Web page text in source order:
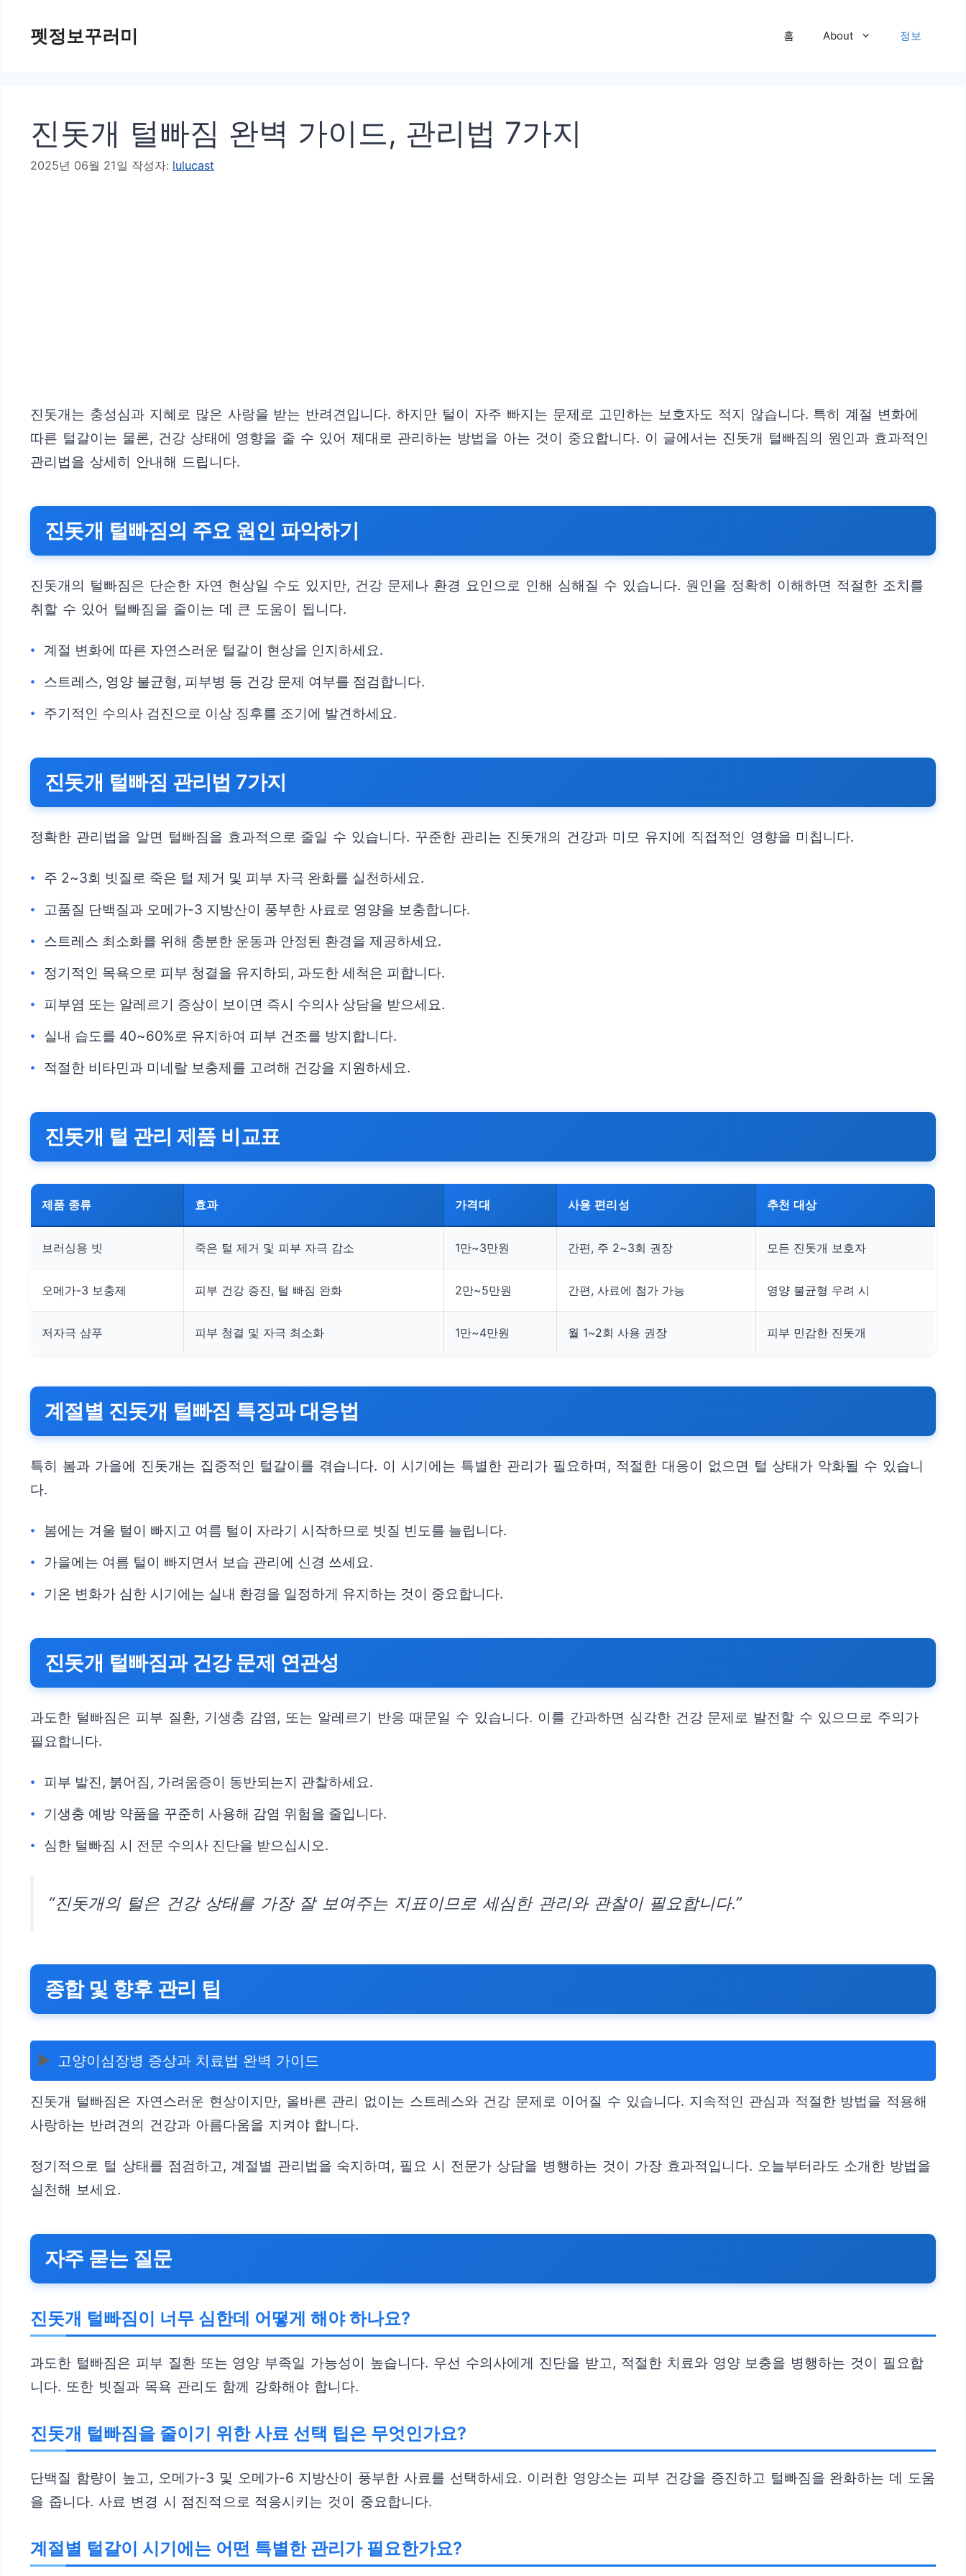
펫정보꾸러미 홈 About 정보
진돗개 털빠짐 완벽 가이드, 관리법 7가지
2025년 06월 21일 작성자: lulucast
진돗개는 충성심과 지혜로 많은 사랑을 받는 반려견입니다. 하지만 털이 자주 빠지는 문제로 고민하는 보호자도 적지 않습니다. 특히 계절 변화에
따른 털갈이는 물론, 건강 상태에 영향을 줄 수 있어 제대로 관리하는 방법을 아는 것이 중요합니다. 이 글에서는 진돗개 털빠짐의 원인과 효과적인
관리법을 상세히 안내해 드립니다.
진돗개 털빠짐의 주요 원인 파악하기
진돗개의 털빠짐은 단순한 자연 현상일 수도 있지만, 건강 문제나 환경 요인으로 인해 심해질 수 있습니다. 원인을 정확히 이해하면 적절한 조치를
취할 수 있어 털빠짐을 줄이는 데 큰 도움이 됩니다.
계절 변화에 따른 자연스러운 털갈이 현상을 인지하세요.
스트레스, 영양 불균형, 피부병 등 건강 문제 여부를 점검합니다.
주기적인 수의사 검진으로 이상 징후를 조기에 발견하세요.
진돗개 털빠짐 관리법 7가지
정확한 관리법을 알면 털빠짐을 효과적으로 줄일 수 있습니다. 꾸준한 관리는 진돗개의 건강과 미모 유지에 직접적인 영향을 미칩니다.
주 2~3회 빗질로 죽은 털 제거 및 피부 자극 완화를 실천하세요.
고품질 단백질과 오메가-3 지방산이 풍부한 사료로 영양을 보충합니다.
스트레스 최소화를 위해 충분한 운동과 안정된 환경을 제공하세요.
정기적인 목욕으로 피부 청결을 유지하되, 과도한 세척은 피합니다.
피부염 또는 알레르기 증상이 보이면 즉시 수의사 상담을 받으세요.
실내 습도를 40~60%로 유지하여 피부 건조를 방지합니다.
적절한 비타민과 미네랄 보충제를 고려해 건강을 지원하세요.
진돗개 털 관리 제품 비교표
제품 종류 효과 가격대 사용 편리성 추천 대상
브러싱용 빗 죽은 털 제거 및 피부 자극 감소 1만~3만원 간편, 주 2~3회 권장 모든 진돗개 보호자
오메가-3 보충제 피부 건강 증진, 털 빠짐 완화 2만~5만원 간편, 사료에 첨가 가능 영양 불균형 우려 시
저자극 샴푸 피부 청결 및 자극 최소화 1만~4만원 월 1~2회 사용 권장 피부 민감한 진돗개
계절별 진돗개 털빠짐 특징과 대응법
특히 봄과 가을에 진돗개는 집중적인 털갈이를 겪습니다. 이 시기에는 특별한 관리가 필요하며, 적절한 대응이 없으면 털 상태가 악화될 수 있습니
다.
봄에는 겨울 털이 빠지고 여름 털이 자라기 시작하므로 빗질 빈도를 늘립니다.
가을에는 여름 털이 빠지면서 보습 관리에 신경 쓰세요.
기온 변화가 심한 시기에는 실내 환경을 일정하게 유지하는 것이 중요합니다.
진돗개 털빠짐과 건강 문제 연관성
과도한 털빠짐은 피부 질환, 기생충 감염, 또는 알레르기 반응 때문일 수 있습니다. 이를 간과하면 심각한 건강 문제로 발전할 수 있으므로 주의가
필요합니다.
피부 발진, 붉어짐, 가려움증이 동반되는지 관찰하세요.
기생충 예방 약품을 꾸준히 사용해 감염 위험을 줄입니다.
심한 털빠짐 시 전문 수의사 진단을 받으십시오.
“진돗개의 털은 건강 상태를 가장 잘 보여주는 지표이므로 세심한 관리와 관찰이 필요합니다.”
종합 및 향후 관리 팁
▶️ 고양이심장병 증상과 치료법 완벽 가이드
진돗개 털빠짐은 자연스러운 현상이지만, 올바른 관리 없이는 스트레스와 건강 문제로 이어질 수 있습니다. 지속적인 관심과 적절한 방법을 적용해
사랑하는 반려견의 건강과 아름다움을 지켜야 합니다.
정기적으로 털 상태를 점검하고, 계절별 관리법을 숙지하며, 필요 시 전문가 상담을 병행하는 것이 가장 효과적입니다. 오늘부터라도 소개한 방법을
실천해 보세요.
자주 묻는 질문
진돗개 털빠짐이 너무 심한데 어떻게 해야 하나요?
과도한 털빠짐은 피부 질환 또는 영양 부족일 가능성이 높습니다. 우선 수의사에게 진단을 받고, 적절한 치료와 영양 보충을 병행하는 것이 필요합
니다. 또한 빗질과 목욕 관리도 함께 강화해야 합니다.
진돗개 털빠짐을 줄이기 위한 사료 선택 팁은 무엇인가요?
단백질 함량이 높고, 오메가-3 및 오메가-6 지방산이 풍부한 사료를 선택하세요. 이러한 영양소는 피부 건강을 증진하고 털빠짐을 완화하는 데 도움
을 줍니다. 사료 변경 시 점진적으로 적응시키는 것이 중요합니다.
계절별 털갈이 시기에는 어떤 특별한 관리가 필요한가요?